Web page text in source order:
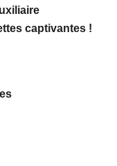
captivantes !